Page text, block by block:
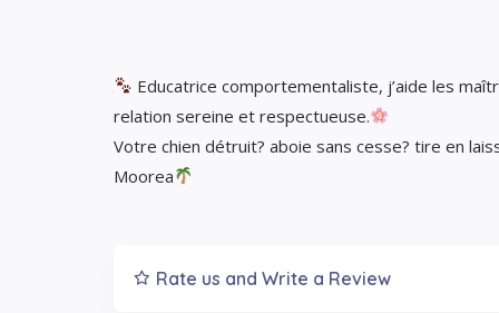
Educatrice comportementaliste, j’aide les
relation sereine et respectueuse.
Votre chien détruit? aboie sans cesse? tire en
Moorea
Rate us and Write a Review